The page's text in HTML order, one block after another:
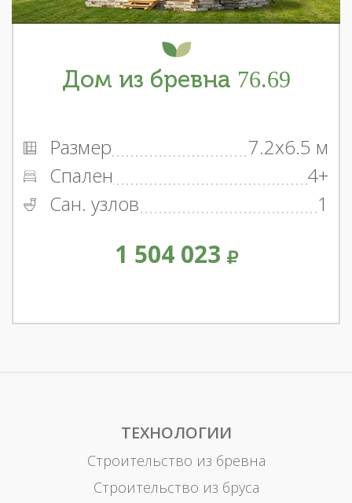
Дом из бревна 76.69
Размер
7.2x6.5 м
Спален
4+
Сан. узлов
1
1 504 023
ТЕХНОЛОГИИ
Строительство из бревна
Строительство из бруса